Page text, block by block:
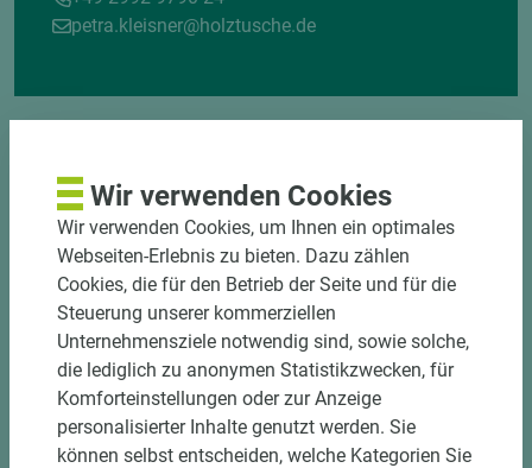
petra.kleisner@holztusche.de
Wir verwenden Cookies
Wir verwenden Cookies, um Ihnen ein optimales
Webseiten-Erlebnis zu bieten. Dazu zählen
Cookies, die für den Betrieb der Seite und für die
Steuerung unserer kommerziellen
Unternehmensziele notwendig sind, sowie solche,
die lediglich zu anonymen Statistikzwecken, für
Komforteinstellungen oder zur Anzeige
personalisierter Inhalte genutzt werden. Sie
können selbst entscheiden, welche Kategorien Sie